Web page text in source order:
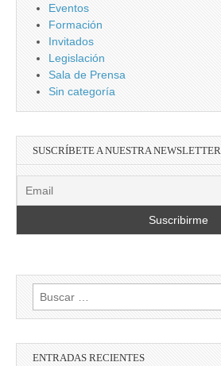
Eventos
Formación
Invitados
Legislación
Sala de Prensa
Sin categoría
SUSCRÍBETE A NUESTRA NEWSLETTER
Buscar:
ENTRADAS RECIENTES